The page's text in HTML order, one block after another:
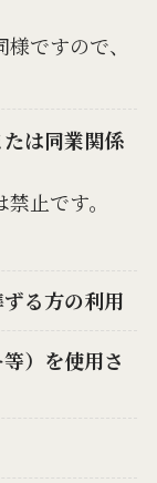
ですので、
は同業関係
止です。
る方の利用
）を使用さ